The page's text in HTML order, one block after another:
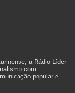
a Rádio Líder
com
popular e